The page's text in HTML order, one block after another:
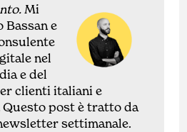
Mi
Bassan e
sulente
nel
e del
clienti italiani e
Questo post è tratto da
settimanale.